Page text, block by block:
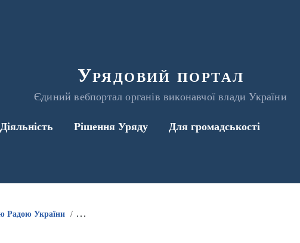
Урядовий портал
Єдиний вебпортал органів виконавчої влади України
Діяльність Рішення Уряду Для громадськості
Радою України Інформація про участь членів Уряду та представників